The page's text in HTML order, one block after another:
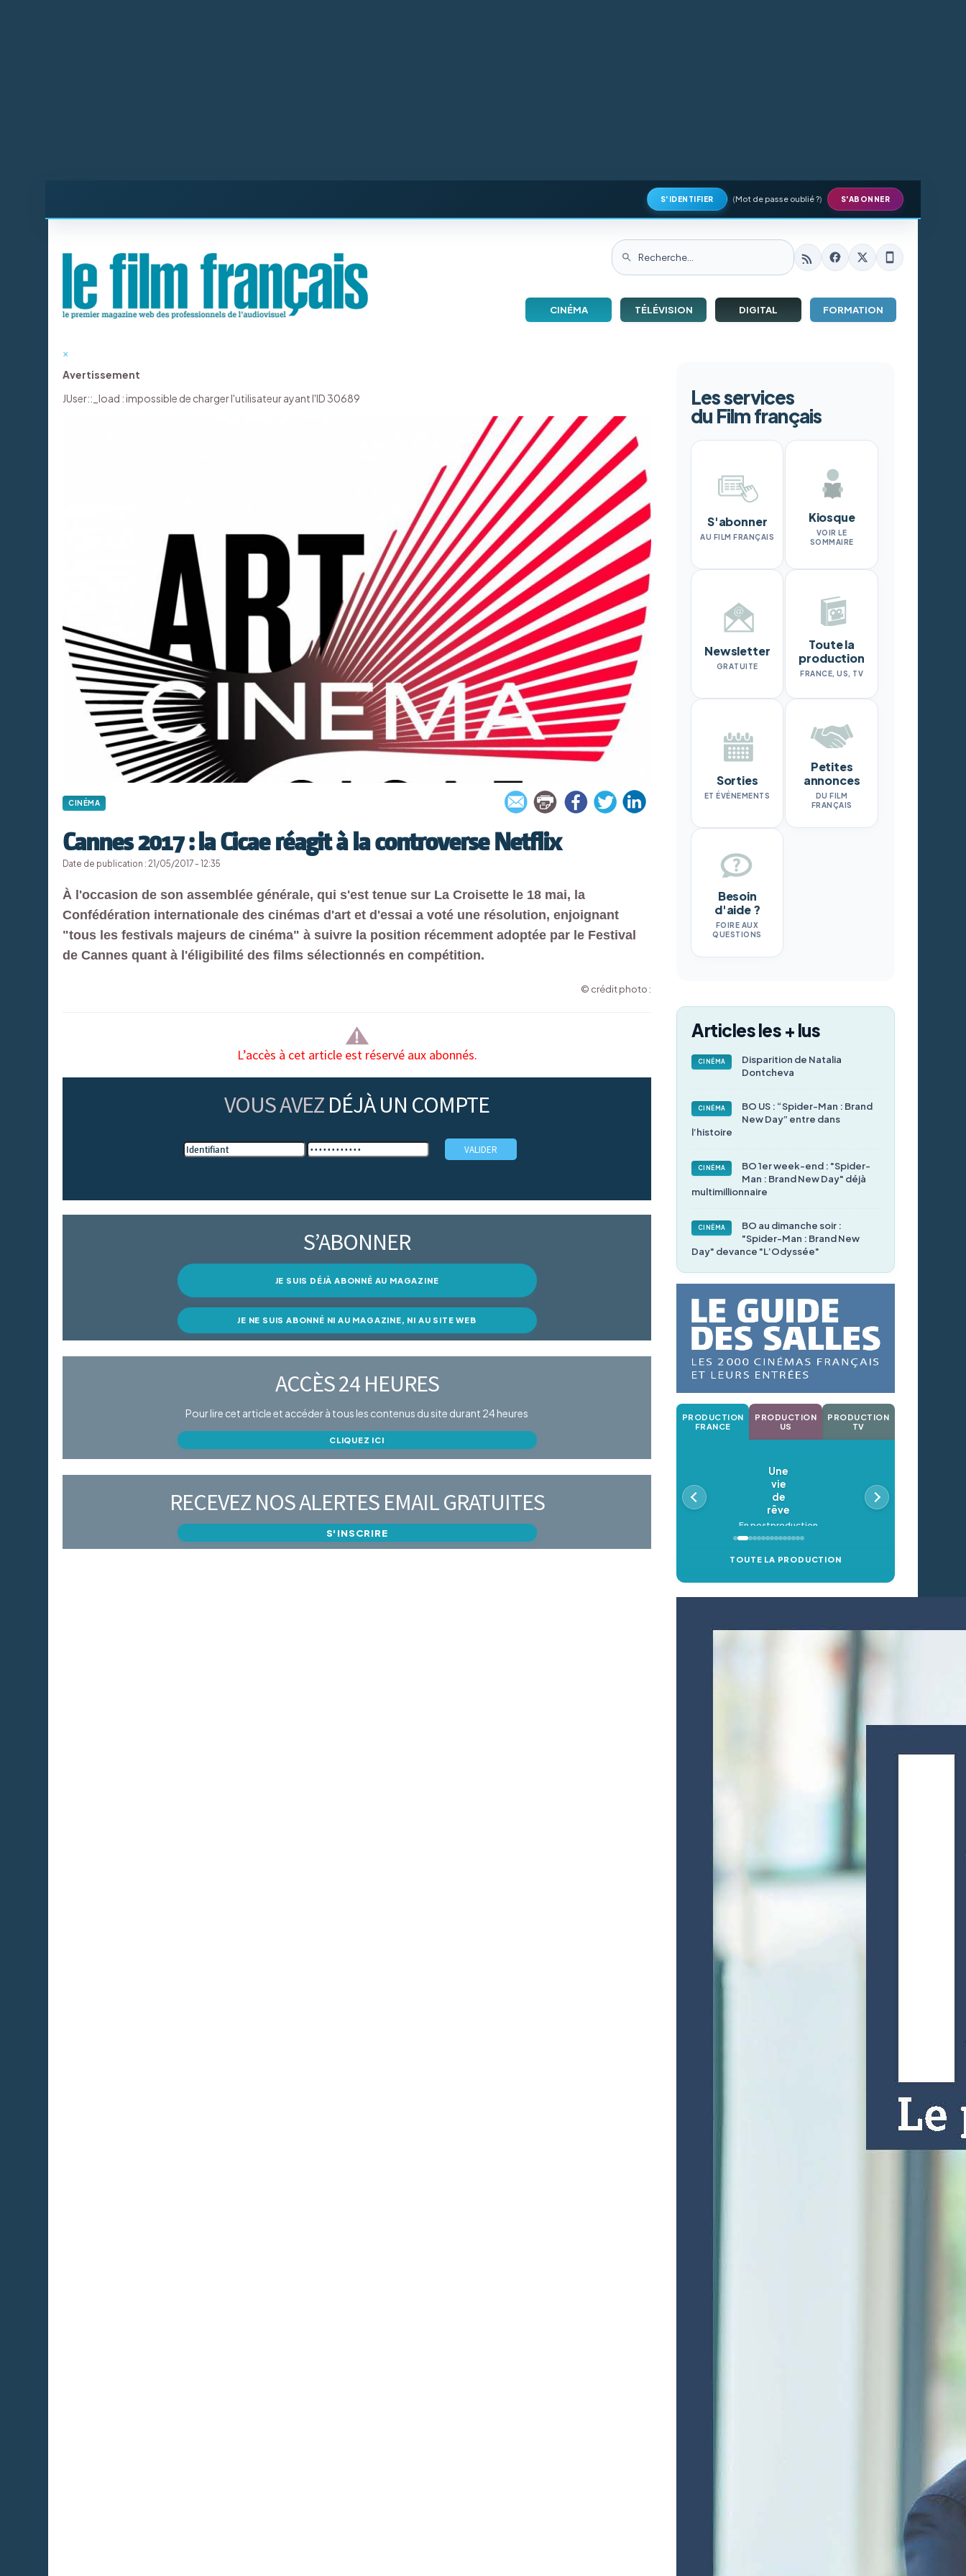
S'IDENTIFIER (Mot de passe oublié ?) S'ABONNER
CINÉMA TÉLÉVISION DIGITAL FORMATION
×
Avertissement
JUser::_load : impossible de charger l'utilisateur ayant l'ID 30689
CINÉMA
Cannes 2017 : la Cicae réagit à la controverse Netflix
Date de publication : 21/05/2017 - 12:35
À l'occasion de son assemblée générale, qui s'est tenue sur La Croisette le 18 mai, la
Confédération internationale des cinémas d'art et d'essai a voté une résolution, enjoignant
"tous les festivals majeurs de cinéma" à suivre la position récemment adoptée par le Festival
de Cannes quant à l'éligibilité des films sélectionnés en compétition.
© crédit photo :
L’accès à cet article est réservé aux abonnés.
VOUS AVEZ DÉJÀ UN COMPTE
S’ABONNER
JE SUIS DÉJÀ ABONNÉ AU MAGAZINE
JE NE SUIS ABONNÉ NI AU MAGAZINE, NI AU SITE WEB
ACCÈS 24 HEURES
Pour lire cet article et accéder à tous les contenus du site durant 24 heures
CLIQUEZ ICI
RECEVEZ NOS ALERTES EMAIL GRATUITES
S'INSCRIRE
Les services
du Film français
S'abonner
AU FILM FRANÇAIS
Kiosque
VOIR LE
SOMMAIRE
Newsletter
GRATUITE
Toute la
production
FRANCE, US, TV
Sorties
ET ÉVÉNEMENTS
Petites
annonces
DU FILM
FRANÇAIS
Besoin
d'aide ?
FOIRE AUX
QUESTIONS
Articles les + lus
CINÉMA
Disparition de Natalia
Dontcheva
CINÉMA
BO US : “Spider-Man : Brand
New Day” entre dans
l’histoire
CINÉMA
BO 1er week-end : "Spider-
Man : Brand New Day" déjà
multimillionnaire
CINÉMA
BO au dimanche soir :
"Spider-Man : Brand New
Day" devance "L’Odyssée"
PRODUCTION
FRANCE
PRODUCTION
US
PRODUCTION
TV
Une
vie
de
rêve
En postproduction
TOUTE LA PRODUCTION